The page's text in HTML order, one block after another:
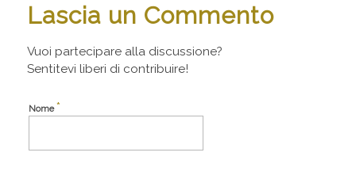
Lascia un Commento
Vuoi partecipare alla discussione?
Sentitevi liberi di contribuire!
Nome*